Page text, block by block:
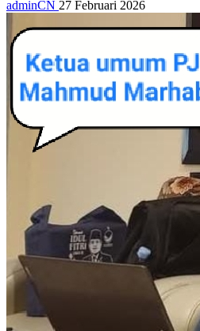
adminCN 27 Februari 2026